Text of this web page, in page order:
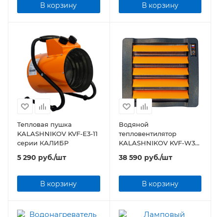
В корзину В корзину
Тепловая пушка
KALASHNIKOV KVF-E3-11
серии КАЛИБР
5 290 руб./шт
В корзину
Водяной
тепловентилятор
KALASHNIKOV KVF-W38-
38 590 руб./шт
В корзину